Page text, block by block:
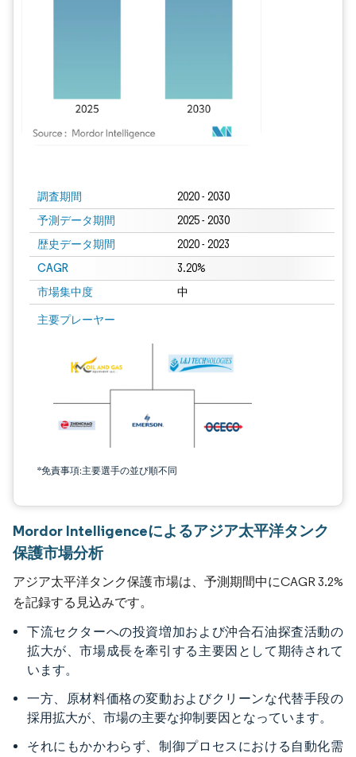
調査期間 2020 - 2030
予測データ期間 2025 - 2030
歴史データ期間 2020 - 2023
CAGR 3.20%
市場集中度 中
主要プレーヤー
*免責事項:主要選手の並び順不同
Mordor Intelligenceによるアジア太平洋タンク
保護市場分析
アジア太平洋タンク保護市場は、予測期間中にCAGR 3.2%
を記録する見込みです。
下流セクターへの投資増加および沖合石油探査活動の
拡大が、市場成長を牽引する主要因として期待されて
います。
一方、原材料価格の変動およびクリーンな代替手段の
採用拡大が、市場の主要な抑制要因となっています。
それにもかかわらず、制御プロセスにおける自動化需